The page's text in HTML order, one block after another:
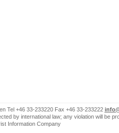
Tel +46 33-233220 Fax +46 33-233222
by international law; any violation will be
Information Company